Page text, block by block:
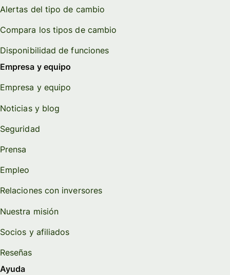
Alertas del tipo de cambio
Compara los tipos de cambio
Disponibilidad de funciones
Empresa y equipo
Empresa y equipo
Noticias y blog
Seguridad
Prensa
Empleo
Relaciones con inversores
Nuestra misión
Socios y afiliados
Reseñas
Ayuda